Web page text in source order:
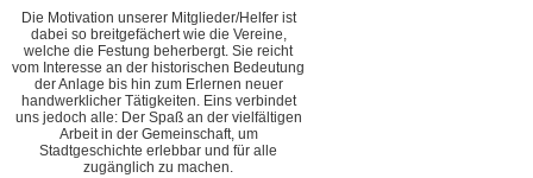
Die Motivation unserer Mitglieder/Helfer ist
dabei so breitgefächert wie die Vereine,
welche die Festung beherbergt. Sie reicht
vom Interesse an der historischen Bedeutung
der Anlage bis hin zum Erlernen neuer
handwerklicher Tätigkeiten. Eins verbindet
uns jedoch alle: Der Spaß an der vielfältigen
Arbeit in der Gemeinschaft, um
Stadtgeschichte erlebbar und für alle
zugänglich zu machen.